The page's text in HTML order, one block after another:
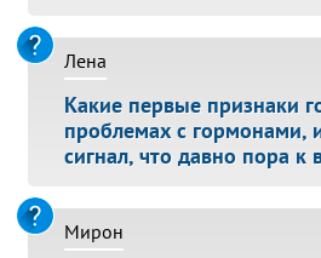
Лена
Какие первые признаки
проблемах с гормонами,
сигнал, что давно пора к
Мирон